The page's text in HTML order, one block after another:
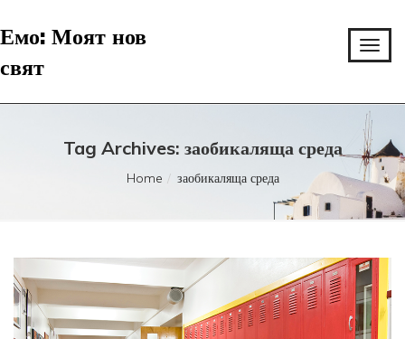
Емо: Моят нов
свят
Tag Archives: заобикаляща среда
Home заобикаляща среда